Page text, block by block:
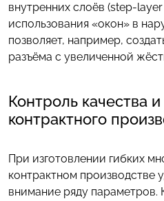
внутренних слоёв (step-
использования «окон» в
позволяет, например,
разъёма с увеличенной
Контроль качества
контрактного
При изготовлении гибких
контрактном производстве
внимание ряду параметров.